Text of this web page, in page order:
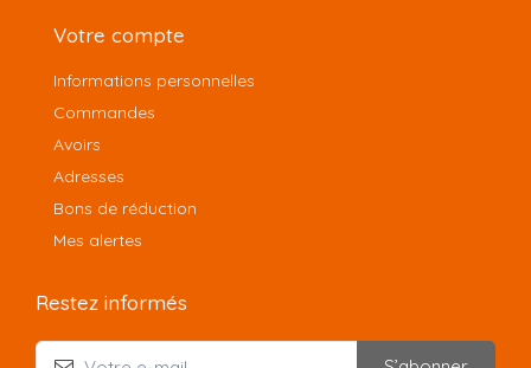
Votre compte
Informations personnelles
Commandes
Avoirs
Adresses
Bons de réduction
Mes alertes
Restez informés